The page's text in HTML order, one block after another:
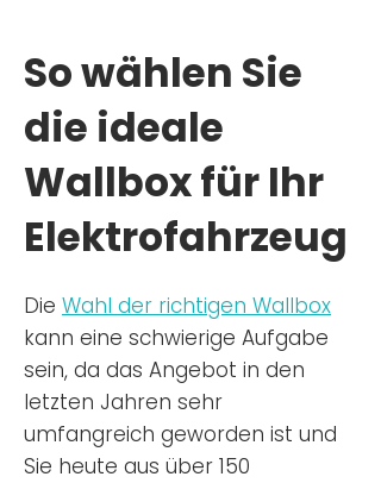
So wählen Sie
die ideale
Wallbox für Ihr
Elektrofahrzeug
Die Wahl der richtigen Wallbox
kann eine schwierige Aufgabe
sein, da das Angebot in den
letzten Jahren sehr
umfangreich geworden ist und
Sie heute aus über 150